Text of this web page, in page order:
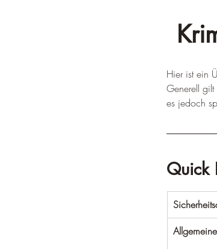
Hier ist ein
Generell
es jedoch
Quick